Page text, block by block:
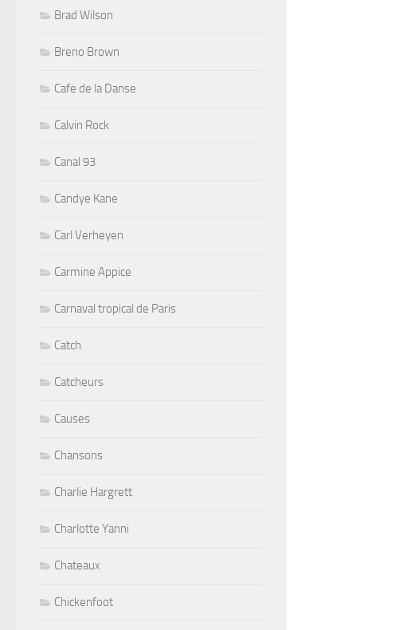
Brad Wilson
Breno Brown
Cafe de la Danse
Calvin Rock
Canal 93
Candye Kane
Carl Verheyen
Carmine Appice
Carnaval tropical de Paris
Catch
Catcheurs
Causes
Chansons
Charlie Hargrett
Charlotte Yanni
Chateaux
Chickenfoot